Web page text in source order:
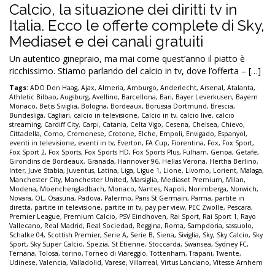
Calcio, la situazione dei diritti tv in
Italia. Ecco le offerte complete di Sky,
Mediaset e dei canali gratuiti
Un autentico ginepraio, ma mai come quest’anno il piatto è
ricchissimo. Stiamo parlando del calcio in tv, dove l’offerta – […]
Tags: ADO Den Haag, Ajax, Almeria, Amburgo, Anderlecht, Arsenal, Atalanta,
Athletic Bilbao, Augsburg, Avellino, Barcellona, Bari, Bayer Leverkusen, Bayern
Monaco, Betis Siviglia, Bologna, Bordeaux, Borussia Dortmund, Brescia,
Bundesliga, Cagliari, calcio in televisione, Calcio in tv, calcio live, calcio
streaming, Cardiff City, Carpi, Catania, Celta Vigo, Cesena, Chelsea, Chievo,
Cittadella, Como, Cremonese, Crotone, Elche, Empoli, Envigado, Espanyol,
eventi in televisione, eventi in tv, Everton, FA Cup, Fiorentina, Fox, Fox Sport,
Fox Sport 2, Fox Sports, Fox Sports HD, Fox Sports Plus, Fulham, Genoa, Getafe,
Girondins de Bordeaux, Granada, Hannover 96, Hellas Verona, Hertha Berlino,
Inter, Juve Stabia, Juventus, Latina, Liga, Ligue 1, Lione, Livorno, Lorient, Malaga,
Manchester City, Manchester United, Marsiglia, Mediaset Premium, Milan,
Modena, Moenchengladbach, Monaco, Nantes, Napoli, Norimberga, Norwich,
Novara, OL, Osasuna, Padova, Palermo, Paris St Germain, Parma, partite in
diretta, partite in televisione, partite in tv, pay per view, PEC Zwolle, Pescara,
Premier League, Premium Calcio, PSV Eindhoven, Rai Sport, Rai Sport 1, Rayo
Vallecano, Real Madrid, Real Sociedad, Reggina, Roma, Sampdoria, sassuolo,
Schalke 04, Scottish Premier, Serie A, Serie B, Siena, Siviglia, Sky, Sky Calcio, Sky
Sport, Sky Super Calcio, Spezia, St Etienne, Stoccarda, Swansea, Sydney FC,
Ternana,Tolosa, torino,Torneo di Viareggio,Tottenham,Trapani,Twente,
Udinese, Valencia, Valladolid, Varese, Villarreal, Virtus Lanciano, Vitesse Arnhem